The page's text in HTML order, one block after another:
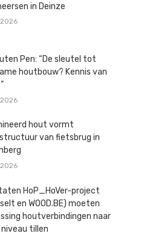
in Deinze
Pen: “De sleutel tot
houtbouw? Kennis van
hout vormt
van fietsbrug in
HoP_HoVer-project
en WOOD.BE) moeten
houtverbindingen naar
niveau tillen